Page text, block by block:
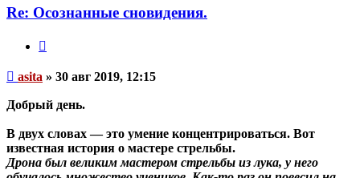
Re: Осознанные сновидения.
Непрочитанное
asita » 30 авг 2019, 12:15
Добрый день.
В двух словах — это умение концентрироваться. Вот
известная история о мастере стрельбы.
Дрона был великим мастером стрельбы из лука, у него